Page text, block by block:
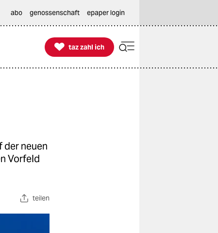
abo genossenschaft epaper login

taz zahl ich
taz zahl ich
der neuen
Vorfeld
teilen